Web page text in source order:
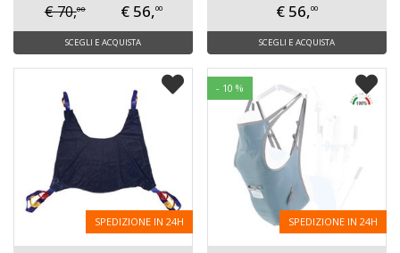
€ 70,00 € 56,00
SCEGLI E ACQUISTA
€ 56,00
SCEGLI E ACQUISTA
SPEDIZIONE IN 24H
- 10 %
SPEDIZIONE IN 24H